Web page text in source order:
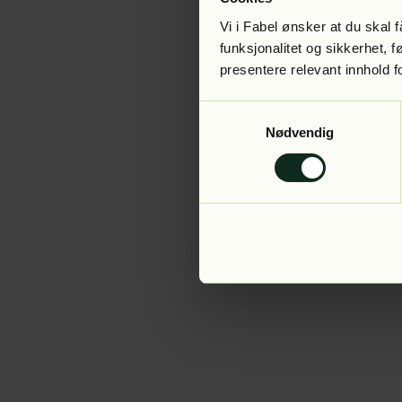
Vi i Fabel ønsker at du skal
funksjonalitet og sikkerhet,
presentere relevant innhold
Nødvendig
Application